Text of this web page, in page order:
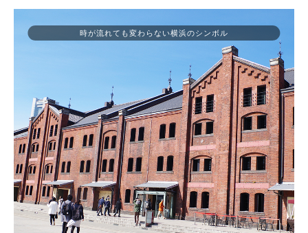
時が流れても変わらない横浜のシンボル